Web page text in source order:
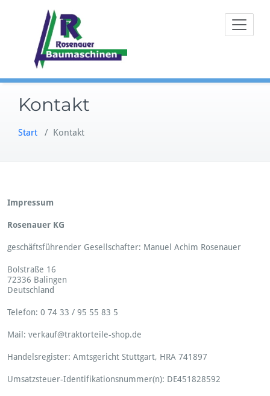
Rosenauer
Estrichmaschinen Ersatzteile,
Kontakt
Start / Kontakt
Impressum
Rosenauer KG
geschäftsführender Gesellschafter: Manuel Achim Rosenauer
Bolstraße 16
72336 Balingen
Deutschland
Telefon: 0 74 33 / 95 55 83 5
Mail: verkauf@traktorteile-shop.de
Handelsregister: Amtsgericht Stuttgart, HRA 741897
Umsatzsteuer-Identifikationsnummer(n): DE451828592